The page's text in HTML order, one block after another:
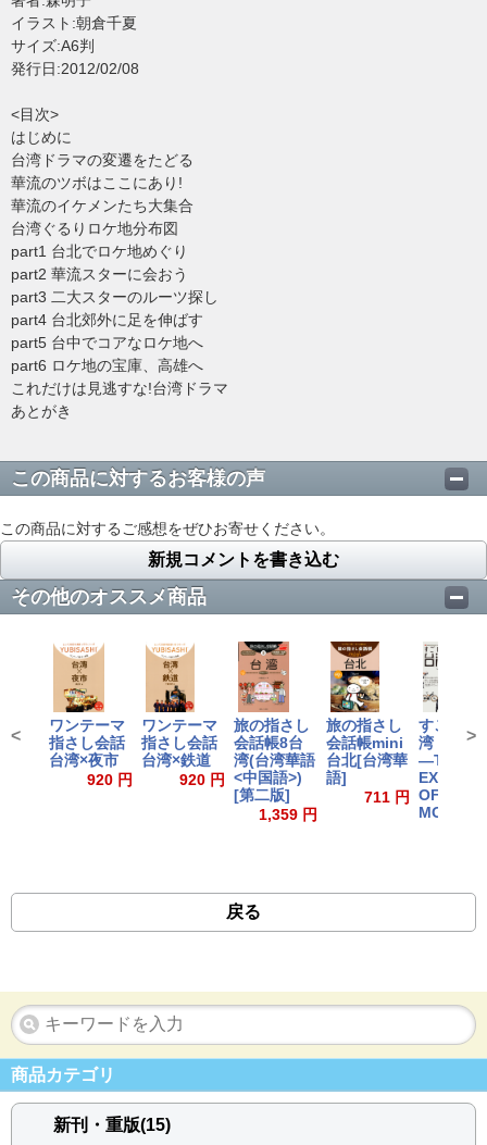
イラスト:朝倉千夏
サイズ:A6判
発行日:2012/02/08
<目次>
はじめに
台湾ドラマの変遷をたどる
華流のツボはここにあり!
華流のイケメンたち大集合
台湾ぐるりロケ地分布図
part1 台北でロケ地めぐり
part2 華流スターに会おう
part3 二大スターのルーツ探し
part4 台北郊外に足を伸ばす
part5 台中でコアなロケ地へ
part6 ロケ地の宝庫、高雄へ
これだけは見逃すな!台湾ドラマ
あとがき
この商品に対するお客様の声
この商品に対するご感想をぜひお寄せください。
新規コメントを書き込む
その他のオススメ商品
ワンテーマ
指さし会話
台湾×夜市
920 円
ワンテーマ
指さし会話
台湾×鉄道
920 円
旅の指さし
会話帳8台
湾(台湾華語
<中国語>)
[第二版]
1,359 円
旅の指さし
会話帳mini
台北[台湾華
語]
711 円
すごいぞ
湾
MOOK
< >
戻る
商品カテゴリ
新刊・重版(15)